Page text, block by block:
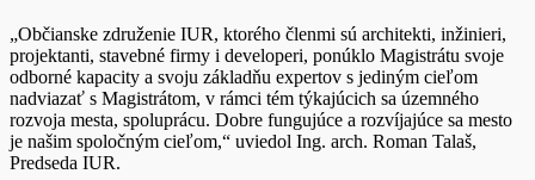
„Občianske združenie IUR, ktorého členmi sú architekti, inžinieri,
projektanti, stavebné firmy i developeri, ponúklo Magistrátu svoje
odborné kapacity a svoju základňu expertov s jediným cieľom
nadviazať s Magistrátom, v rámci tém týkajúcich sa územného
rozvoja mesta, spoluprácu. Dobre fungujúce a rozvíjajúce sa mesto
je našim spoločným cieľom,“ uviedol Ing. arch. Roman Talaš,
Predseda IUR.